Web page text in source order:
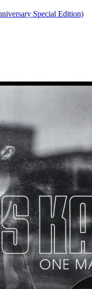
Special Edition)